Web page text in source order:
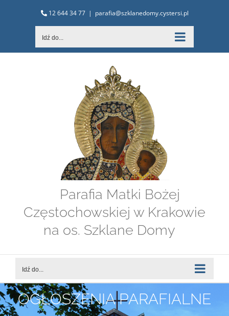
12 644 34 77 | parafia@szklanedomy.cystersi.pl
Idź do...
Parafia Matki Bożej
Częstochowskiej w Krakowie
na os. Szklane Domy
Idź do...
OGŁOSZENIA PARAFIALNE